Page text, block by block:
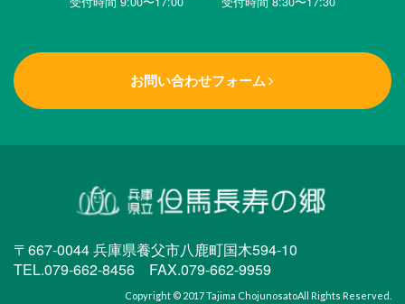
お問い合わせフォーム
〒667-0044 兵庫県養父市八鹿町国木594-10
TEL.079-662-8456 FAX.079-662-9959
Copyright © 2017Tajima ChojunosatoAll Rights Reserved.